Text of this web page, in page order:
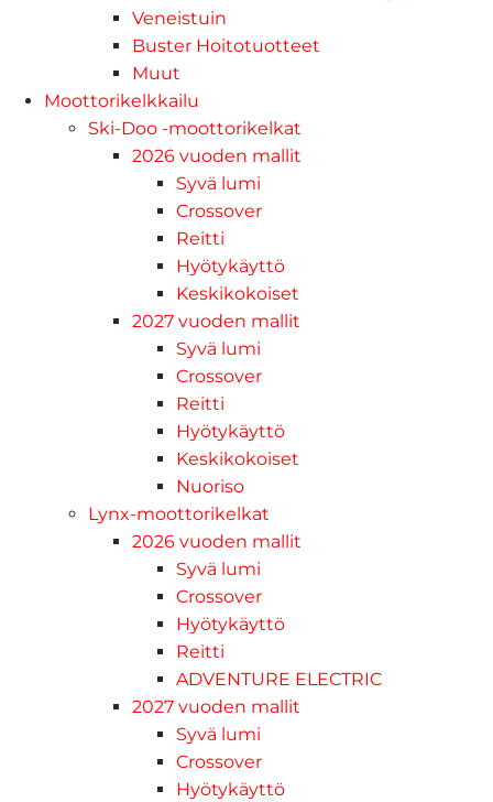
Veneistuin
Buster Hoitotuotteet
Muut
Moottorikelkkailu
Ski-Doo -moottorikelkat
2026 vuoden mallit
Syvä lumi
Crossover
Reitti
Hyötykäyttö
Keskikokoiset
2027 vuoden mallit
Syvä lumi
Crossover
Reitti
Hyötykäyttö
Keskikokoiset
Nuoriso
Lynx-moottorikelkat
2026 vuoden mallit
Syvä lumi
Crossover
Hyötykäyttö
Reitti
ADVENTURE ELECTRIC
2027 vuoden mallit
Syvä lumi
Crossover
Hyötykäyttö